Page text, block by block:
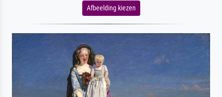
Afbeelding kiezen